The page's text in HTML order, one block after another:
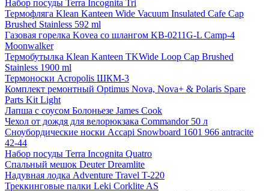
Набор посуды Terra Incognita Tri
Термофляга Klean Kanteen Wide Vacuum Insulated Cafe Cap
Brushed Stainless 592 ml
Газовая горелка Kovea со шлангом KB-0211G-L Camp-4
Moonwalker
Термобутылка Klean Kanteen TKWide Loop Cap Brushed
Stainless 1900 ml
Термоноски Acropolis ШКМ-3
Комплект ремонтный Optimus Nova, Nova+ & Polaris Spare
Parts Kit Light
Лапша с соусом Болоньезе James Cook
Чехол от дождя для велорюкзака Commandor 50 л
Сноубордические носки Accapi Snowboard 1601 966 antracite
42-44
Набор посуды Terra Incognita Quatro
Спальный мешок Deuter Dreamlite
Надувная лодка Adventure Travel T-220
Треккинговые палки Leki Corklite AS